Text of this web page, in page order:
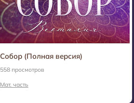
Собор (Полная версия)
558 просмотров
Мат. часть